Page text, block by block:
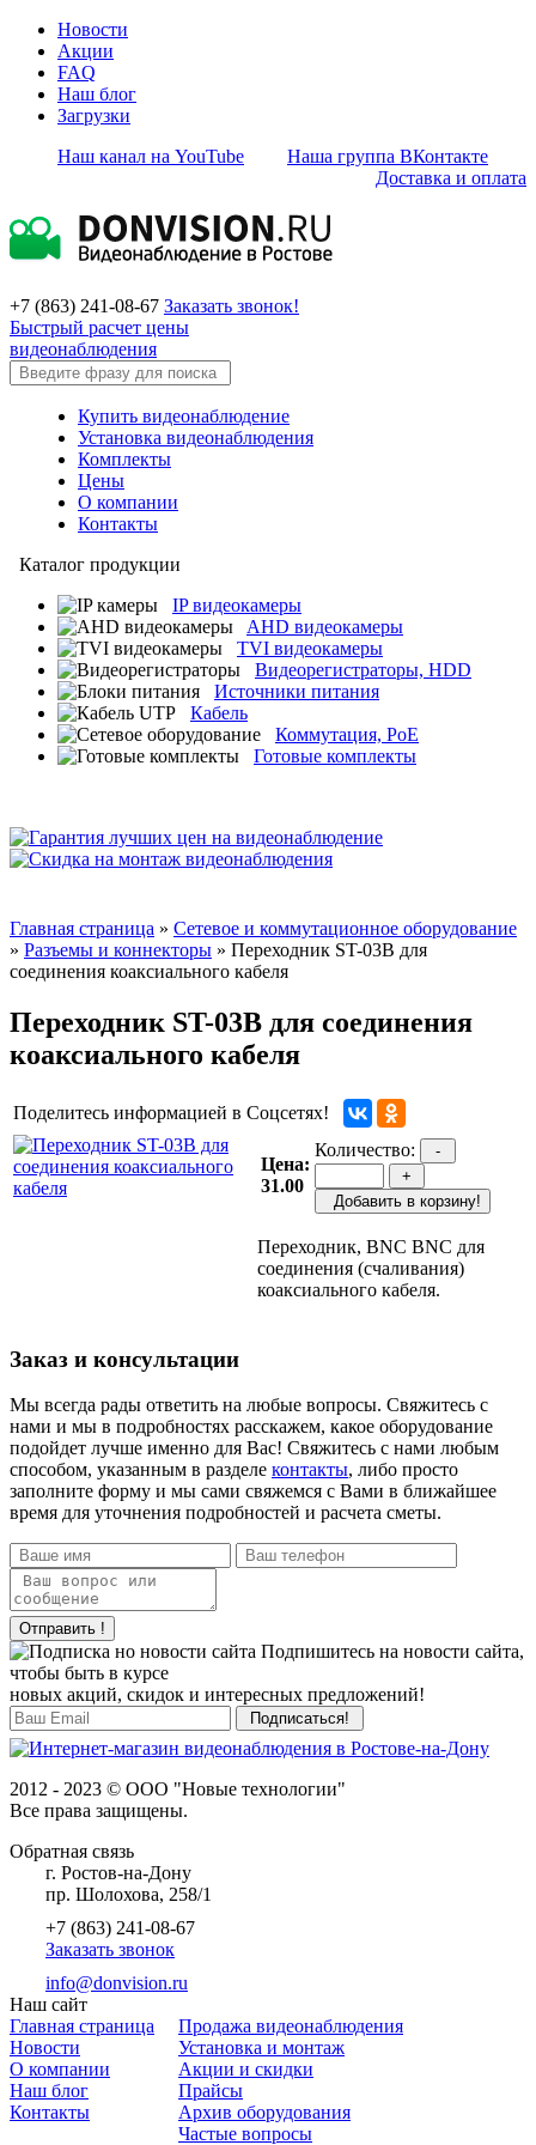
Новости
Акции
FAQ
Наш блог
Загрузки
Наш канал на YouTube
Наша группа ВКонтакте
Доставка и оплата
+7 (863) 241-08-67 Заказать звонок!
Быстрый расчет цены
видеонаблюдения
Купить видеонаблюдение
Установка видеонаблюдения
Комплекты
Цены
О компании
Контакты
Каталог продукции
IP видеокамеры
AHD видеокамеры
TVI видеокамеры
Видеорегистраторы, HDD
Источники питания
Кабель
Коммутация, PoE
Готовые комплекты
Главная страница » Сетевое и коммутационное оборудование
» Разъемы и коннекторы » Переходник ST-03B для
соединения коаксиального кабеля
Переходник ST-03B для соединения
коаксиального кабеля
Поделитесь информацией в Соцсетях!
Цена:
31.00
Количество:
-
+
Добавить в корзину!
Переходник, BNC BNC для
соединения (счаливания)
коаксиального кабеля.
Заказ и консультации
Мы всегда рады ответить на любые вопросы. Свяжитесь с
нами и мы в подробностях расскажем, какое оборудование
подойдет лучше именно для Вас! Свяжитесь с нами любым
способом, указанным в разделе контакты, либо просто
заполните форму и мы сами свяжемся с Вами в ближайшее
время для уточнения подробностей и расчета сметы.
Отправить !
Подпишитесь на новости сайта,
чтобы быть в курсе
новых акций, скидок и интересных предложений!
2012 - 2023 © ООО "Новые технологии"
Все права защищены.
Обратная связь
г. Ростов-на-Дону
пр. Шолохова, 258/1
+7 (863) 241-08-67
Заказать звонок
info@donvision.ru
Наш сайт
Главная страница
Новости
О компании
Наш блог
Контакты
Продажа видеонаблюдения
Установка и монтаж
Акции и скидки
Прайсы
Архив оборудования
Частые вопросы